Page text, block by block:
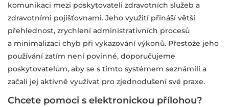
komunikaci mezi poskytovateli zdravotních služeb a
zdravotními pojišťovnami. Jeho využití přináší větší
přehlednost, zrychlení administrativních procesů
a minimalizaci chyb při vykazování výkonů. Přestože jeho
používání zatím není povinné, doporučujeme
poskytovatelům, aby se s tímto systémem seznámili a
začali jej aktivně využívat pro zjednodušení své praxe.
Chcete pomoci s elektronickou přílohou?